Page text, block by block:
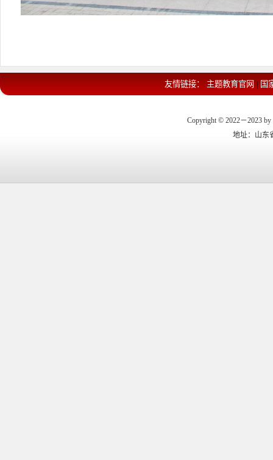
友情链接： 主题教育官网 国
Copyright © 2022－2023 by
地址：山东